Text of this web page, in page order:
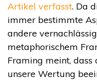
Artikel verfasst. Da
immer bestimmte
andere
metaphorischem
Framing meint, dass
unsere Wertung